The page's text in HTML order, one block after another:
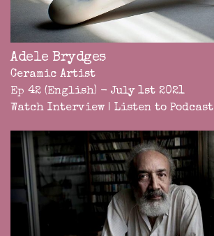
Adele Brydges
Ceramic Artist
Ep 42 (English) - July 1st 2021
Watch Interview | Listen to Podcast